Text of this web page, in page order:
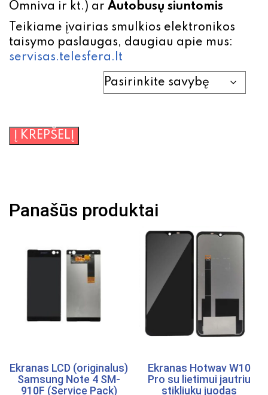
Omniva ir kt.) ar Autobusų siuntomis
Teikiame įvairias smulkios elektronikos
taisymo paslaugas, daugiau apie mus:
servisas.telesfera.lt
produkto
kiekis:
PB633
Į KREPŠELĮ
Panašūs produktai
Ekranas LCD (originalus)
Samsung Note 4 SM-
910F (Service Pack)
Ekranas Hotwav W10
Pro su lietimui jautriu
stikliuku juodas